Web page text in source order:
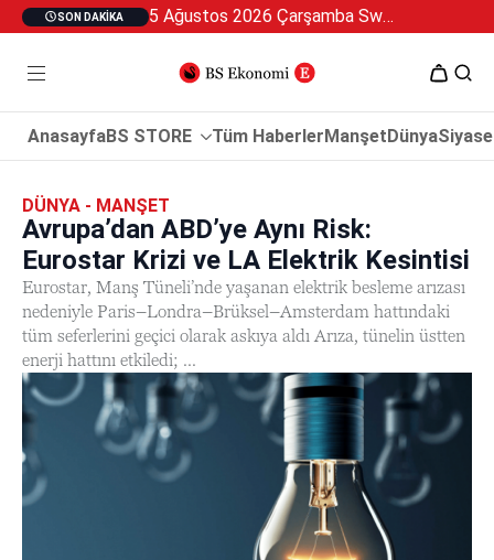
SON DAKIKA 5 Ağustos 2026 Çarşamba Swan Özel 2
AnasayfaBS STORE Tüm HaberlerManşetDünya
DÜNYA - MANŞET
Avrupa’dan ABD’ye Aynı Risk:
Eurostar Krizi ve LA Elektrik Kesintisi
Eurostar, Manş Tüneli’nde yaşanan elektrik besleme arızası
nedeniyle Paris–Londra–Brüksel–Amsterdam hattındaki
tüm seferlerini geçici olarak askıya aldı Arıza, tünelin üstten
enerji hattını etkiledi; ...